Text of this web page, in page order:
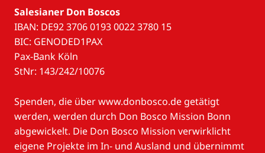
Salesianer Don Boscos
IBAN: DE92 3706 0193 0022 3780 15
BIC: GENODED1PAX
Pax-Bank Köln
StNr: 143/242/10076
Spenden, die über www.donbosco.de getätigt
werden, werden durch Don Bosco Mission Bonn
abgewickelt. Die Don Bosco Mission verwirklicht
eigene Projekte im In- und Ausland und übernimmt